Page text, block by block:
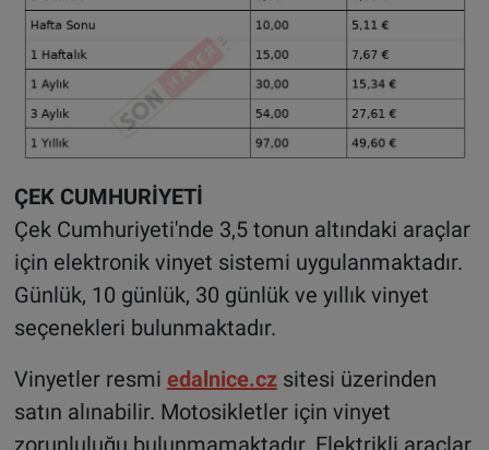
ÇEK CUMHURİYETİ
Çek Cumhuriyeti'nde 3,5 tonun altındaki araçlar
için elektronik vinyet sistemi uygulanmaktadır.
Günlük, 10 günlük, 30 günlük ve yıllık vinyet
seçenekleri bulunmaktadır.
Vinyetler resmi edalnice.czsitesi üzerinden
satın alınabilir. Motosikletler için vinyet